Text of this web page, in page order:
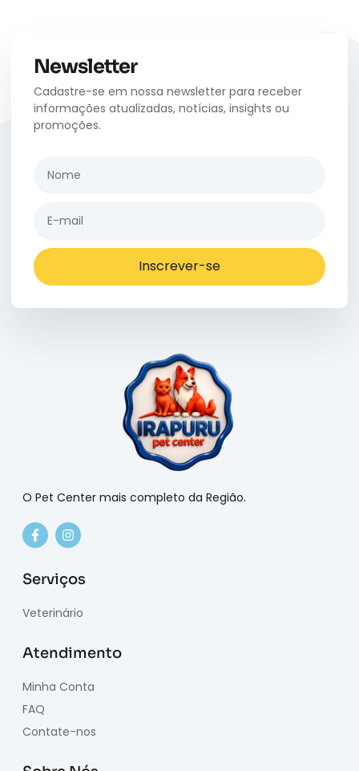
Newsletter
Cadastre-se em nossa newsletter para receber
informações atualizadas, notícias, insights ou
promoções.
Inscrever-se
O Pet Center mais completo da Região.
Serviços
Veterinário
Atendimento
Minha Conta
FAQ
Contate-nos